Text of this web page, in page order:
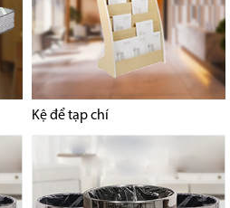
Kệ để tạp chí